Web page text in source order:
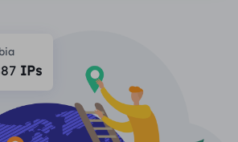
ISP lâu dài
tâm dữ liệu tĩnh
ISP lâu dài $1.4
hiệu
liên kết
gặp
IPs